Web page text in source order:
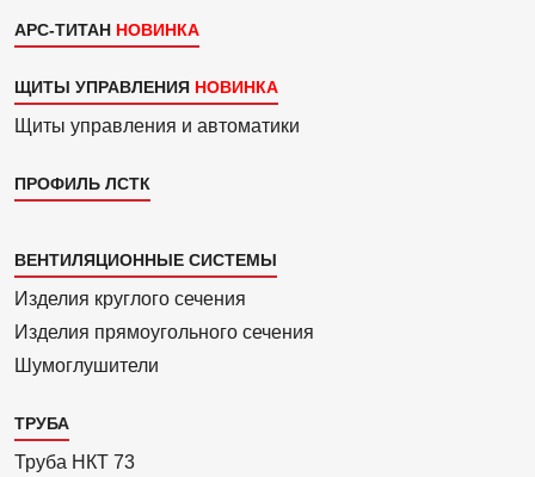
АРС-ТИТАН
ЩИТЫ УПРАВЛЕНИЯ
Щиты управления и автоматики
ПРОФИЛЬ ЛСТК
Каталог
4
ВЕНТИЛЯЦИОННЫЕ СИСТЕМЫ
Изделия круглого сечения
Изделия прямоуголь­ного сечения
Шумоглушители
ТРУБА
Труба НКТ 73